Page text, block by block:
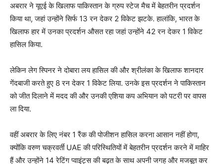
अबरार ने यूएई के खिलाफ पाकिस्तान के ग्रुप स्टेज मैच में बेहतरीन प्रदर्शन
किया था, जहां उन्होंने सिर्फ 13 रन देकर 2 विकेट झटके. हालांकि, भारत के
खिलाफ हार में उनका प्रदर्शन औसत रहा जहां उन्होंने 42 रन देकर 1 विकेट
हास‍िल किया.
लेकिन लेग स्पिनर ने दोबारा लय हासिल की और श्रीलंका के खिलाफ शानदार
गेंदबाजी करते हुए 8 रन देकर 1 विकेट लिया. उनके इस प्रदर्शन ने पाकिस्तान
को जीत दिलाने में मदद की और उनकी एशिया कप अभियान को पटरी पर वापस
ला दिया.
वहीं अबरार के ल‍िए नंबर 1 रैंक की पोजीशन हासिल करना आसान नहीं होगा,
क्योंकि वरुण चक्रवर्ती UAE की परिस्थितियों में बेहतरीन प्रदर्शन करने में माहिर
हैं और उन्होंने 14 रेटिंग प्वाइंट्स की बढ़त के साथ अपनी जगह और मजबूत कर